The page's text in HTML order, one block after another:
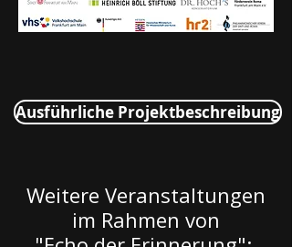
Ausführliche Projektbeschreibung
Weitere Veranstaltungen
im Rahmen von